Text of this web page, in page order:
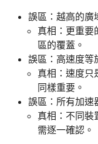
誤區：越高的廣
真相：更重要
區的覆蓋。
誤區：高速度等
真相：速度只
同樣重要。
誤區：所有加速
真相：不同裝
需逐一確認。